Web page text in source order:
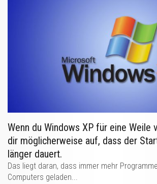
Wenn du Windows XP für eine Weile
dir möglicherweise auf, dass der
länger dauert.
Das liegt daran, dass immer mehr
Computers geladen...